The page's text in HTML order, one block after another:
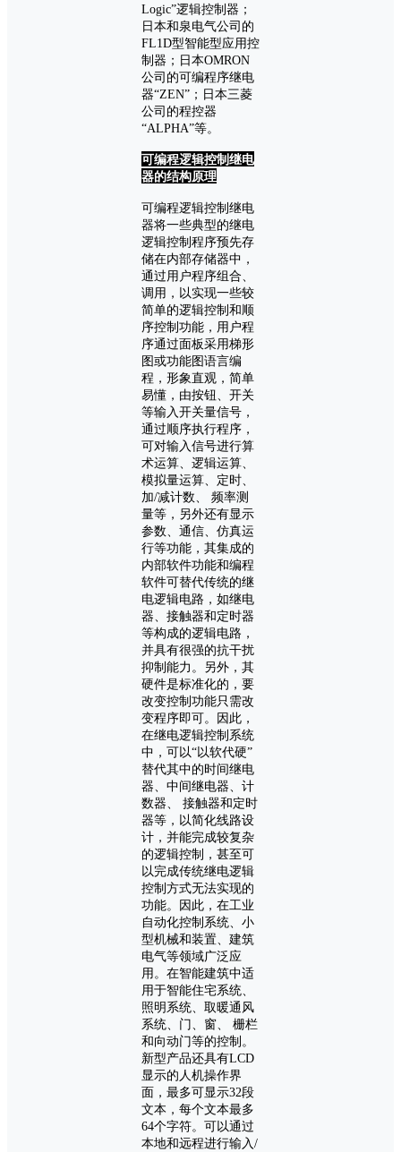
Logic”逻辑控制器；
日本和泉电气公司的
FL1D型智能型应用控
制器；日本OMRON
公司的可编程序继电
器“ZEN”；日本三菱
公司的程控器
“ALPHA”等。
可编程逻辑控制继电
器的结构原理
可编程逻辑控制继电
器将一些典型的继电
逻辑控制程序预先存
储在内部存储器中，
通过用户程序组合、
调用，以实现一些较
简单的逻辑控制和顺
序控制功能，用户程
序通过面板采用梯形
图或功能图语言编
程，形象直观，简单
易懂，由按钮、开关
等输入开关量信号，
通过顺序执行程序，
可对输入信号进行算
术运算、逻辑运算、
模拟量运算、定时、
加/减计数、 频率测
量等，另外还有显示
参数、通信、仿真运
行等功能，其集成的
内部软件功能和编程
软件可替代传统的继
电逻辑电路，如继电
器、接触器和定时器
等构成的逻辑电路，
并具有很强的抗干扰
抑制能力。另外，其
硬件是标准化的，要
改变控制功能只需改
变程序即可。因此，
在继电逻辑控制系统
中，可以“以软代硬”
替代其中的时间继电
器、中间继电器、计
数器、 接触器和定时
器等，以简化线路设
计，并能完成较复杂
的逻辑控制，甚至可
以完成传统继电逻辑
控制方式无法实现的
功能。因此，在工业
自动化控制系统、小
型机械和装置、建筑
电气等领域广泛应
用。在智能建筑中适
用于智能住宅系统、
照明系统、取暖通风
系统、门、窗、 栅栏
和向动门等的控制。
新型产品还具有LCD
显示的人机操作界
面，最多可显示32段
文本，每个文本最多
64个字符。可以通过
本地和远程进行输入/